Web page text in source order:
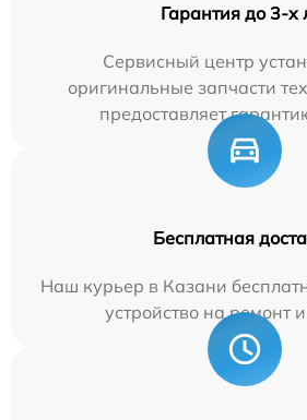
Гарантия до 3-х
Сервисный центр
оригинальные запчасти
предоставляет
Бесплатная
Наш курьер в Казани
устройство на ремонт